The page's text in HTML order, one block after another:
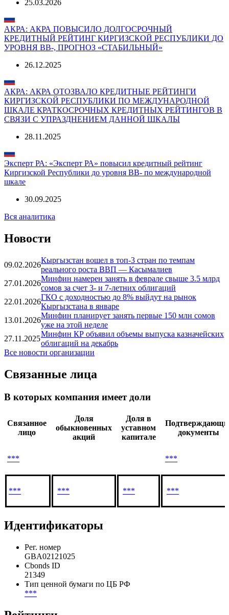
25.03.2026
АКРА: АКРА ПОВЫСИЛО ДОЛГОСРОЧНЫЙ
КРЕДИТНЫЙ РЕЙТИНГ КИРГИЗСКОЙ РЕСПУБЛИКИ ДО
УРОВНЯ ВB-, ПРОГНОЗ «СТАБИЛЬНЫЙ»
26.12.2025
АКРА: АКРА ОТОЗВАЛО КРЕДИТНЫЕ РЕЙТИНГИ
КИРГИЗСКОЙ РЕСПУБЛИКИ ПО МЕЖДУНАРОДНОЙ
ШКАЛЕ КРАТКОСРОЧНЫХ КРЕДИТНЫХ РЕЙТИНГОВ В
СВЯЗИ С УПРАЗДНЕНИЕМ ДАННОЙ ШКАЛЫ
28.11.2025
Эксперт РА: «Эксперт РА» повысил кредитный рейтинг
Киргизской Республики до уровня BB- по международной
шкале
30.09.2025
Вся аналитика
Новости
09.02.2026
Кыргызстан вошел в топ-3 стран по темпам
реального роста ВВП — Касымалиев
27.01.2026
Минфин намерен занять в феврале свыше 3.5 млрд
сомов за счет 3- и 7-летних облигаций
22.01.2026
ГКО с доходностью до 8% выйдут на рынок
Кыргызстана в январе
13.01.2026
Минфин планирует занять первые 150 млн сомов
уже на этой неделе
27.11.2025
Минфин КР объявил объемы выпуска казначейских
облигаций на декабрь
Все новости организации
Связанные лица
В которых компания имеет доли
Связанное
лицо
Доля
обыкновенных
акций
Доля в
уставном
капитале
документы
*** ***
*** *** *** ***
Идентификаторы
Рег. номер
GBA02121025
Cbonds ID
21349
Тип ценной бумаги по ЦБ РФ
***